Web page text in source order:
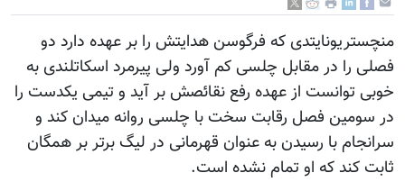
منچستریونایتدی که فرگوسن هدایتش را بر عهده دارد دو
فصلی را در مقابل چلسی کم آورد ولی پیرمرد اسکاتلندی به
خوبی توانست از عهده رفع نقائصش بر آید و تیمی یکدست را
در سومین فصل رقابت سخت با چلسی روانه میدان کند و
سرانجام با رسیدن به عنوان قهرمانی در لیگ برتر بر همگان
ثابت کند که او تمام نشده است.